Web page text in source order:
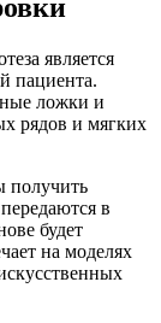
является
пациента.
ложки и
рядов и мягких
получить
в
будет
на моделях